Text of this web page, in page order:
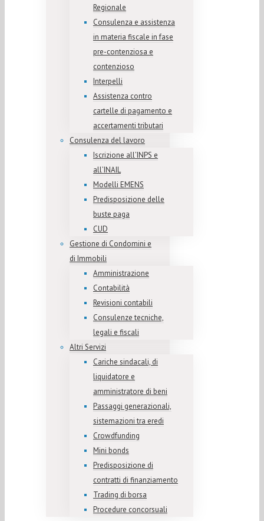
Regionale
Consulenza e assistenza
in materia fiscale in fase
pre-contenziosa e
contenzioso
Interpelli
Assistenza contro
cartelle di pagamento e
accertamenti tributari
Consulenza del lavoro
Iscrizione all’INPS e
all’INAIL
Modelli EMENS
Predisposizione delle
buste paga
CUD
Gestione di Condomini e
di Immobili
Amministrazione
Contabilità
Revisioni contabili
Consulenze tecniche,
legali e fiscali
Altri Servizi
Cariche sindacali, di
liquidatore e
amministratore di beni
Passaggi generazionali,
sistemazioni tra eredi
Crowdfunding
Mini bonds
Predisposizione di
contratti di finanziamento
Trading di borsa
Procedure concorsuali